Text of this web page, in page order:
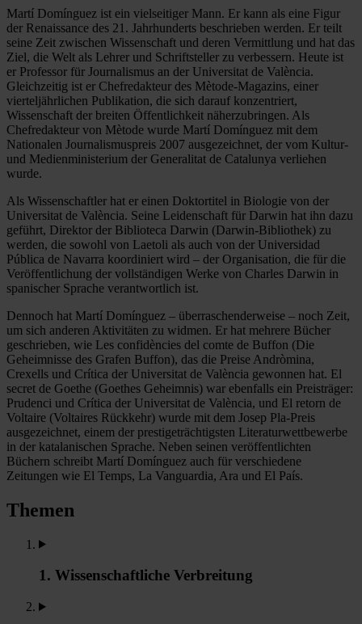
Martí Domínguez ist ein vielseitiger Mann. Er kann als eine Figur
der Renaissance des 21. Jahrhunderts beschrieben werden. Er teilt
seine Zeit zwischen Wissenschaft und deren Vermittlung und hat das
Ziel, die Welt als Lehrer und Schriftsteller zu verbessern. Heute ist
er Professor für Journalismus an der Universitat de València.
Gleichzeitig ist er Chefredakteur des Mètode-Magazins, einer
vierteljährlichen Publikation, die sich darauf konzentriert,
Wissenschaft der breiten Öffentlichkeit näherzubringen. Als
Chefredakteur von Mètode wurde Martí Domínguez mit dem
Nationalen Journalismuspreis 2007 ausgezeichnet, der vom Kultur-
und Medienministerium der Generalitat de Catalunya verliehen
wurde.
Als Wissenschaftler hat er einen Doktortitel in Biologie von der
Universitat de València. Seine Leidenschaft für Darwin hat ihn dazu
geführt, Direktor der Biblioteca Darwin (Darwin-Bibliothek) zu
werden, die sowohl von Laetoli als auch von der Universidad
Pública de Navarra koordiniert wird – der Organisation, die für die
Veröffentlichung der vollständigen Werke von Charles Darwin in
spanischer Sprache verantwortlich ist.
Dennoch hat Martí Domínguez – überraschenderweise – noch Zeit,
um sich anderen Aktivitäten zu widmen. Er hat mehrere Bücher
geschrieben, wie Les confidències del comte de Buffon (Die
Geheimnisse des Grafen Buffon), das die Preise Andròmina,
Crexells und Crítica der Universitat de València gewonnen hat. El
secret de Goethe (Goethes Geheimnis) war ebenfalls ein Preisträger:
Prudenci und Crítica der Universitat de València, und El retorn de
Voltaire (Voltaires Rückkehr) wurde mit dem Josep Pla-Preis
ausgezeichnet, einem der prestigeträchtigsten Literaturwettbewerbe
in der katalanischen Sprache. Neben seinen veröffentlichten
Büchern schreibt Martí Domínguez auch für verschiedene
Zeitungen wie El Temps, La Vanguardia, Ara und El País.
Themen
1. Wissenschaftliche Verbreitung